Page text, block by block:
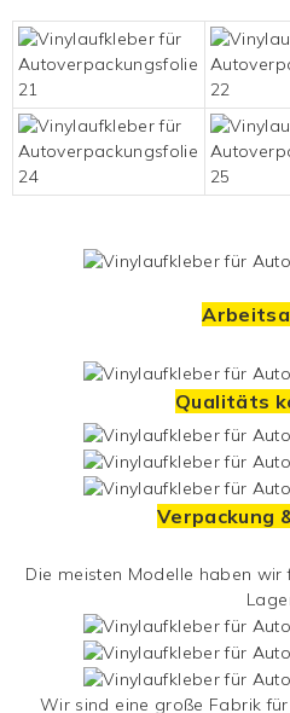
Qualitäts
Verpackung
Die meisten Modelle haben
Wir sind eine große Fabrik